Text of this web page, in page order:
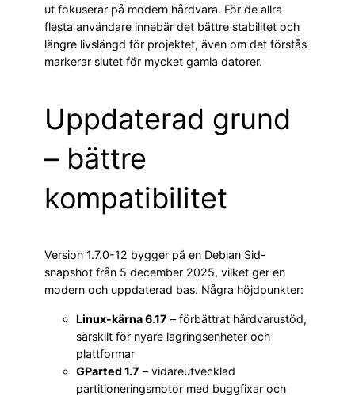
ut fokuserar på modern hårdvara. För de allra
flesta användare innebär det bättre stabilitet och
längre livslängd för projektet, även om det förstås
markerar slutet för mycket gamla datorer.
Uppdaterad grund
– bättre
kompatibilitet
Version 1.7.0-12 bygger på en Debian Sid-
snapshot från 5 december 2025, vilket ger en
modern och uppdaterad bas. Några höjdpunkter:
Linux-kärna 6.17 – förbättrat hårdvarustöd,
särskilt för nyare lagringsenheter och
plattformar
GParted 1.7 – vidareutvecklad
partitioneringsmotor med buggfixar och